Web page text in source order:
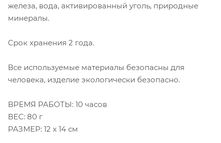
железа, вода, активированный уголь, природные
минералы.
Срок хранения 2 года.
Все используемые материалы безопасны для
человека, изделие экологически безопасно.
ВРЕМЯ РАБОТЫ: 10 часов
ВЕС: 80 г
РАЗМЕР: 12 х 14 см